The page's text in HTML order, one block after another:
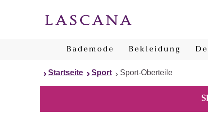
Bademode Bekleidung
Startseite Sport Sport-Oberteile